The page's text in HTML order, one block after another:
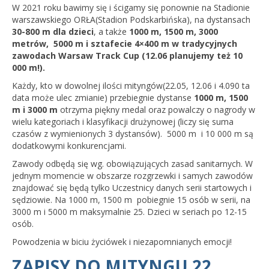
Wyniki cyklu 2022
wyniki 19.09.2022
21.06.2022
19.09.2021
12.06.2021
22.05.2021
26.07.2020 r.
20.06.2020
8.05.2019
W 2021 roku bawimy się i ścigamy się ponownie na Stadionie
warszawskiego ORŁA(Stadion Podskarbińska), na dystansach
30-800 m dla dzieci, a także 1000 m, 1500 m, 3000
metrów, 5000 m i sztafecie 4×400 m w tradycyjnych
zawodach Warsaw Track Cup (12.06 planujemy też 10
000 m!).
Każdy, kto w dowolnej ilości mityngów(22.05, 12.06 i 4.090 ta
data może ulec zmianie) przebiegnie dystanse 1000 m, 1500
m i 3000 m otrzyma piękny medal oraz powalczy o nagrody w
wielu kategoriach i klasyfikacji drużynowej (liczy się suma
czasów z wymienionych 3 dystansów). 5000 m i 10 000 m są
dodatkowymi konkurencjami.
Zawody odbędą się wg. obowiązujących zasad sanitarnych. W
jednym momencie w obszarze rozgrzewki i samych zawodów
znajdować się będą tylko Uczestnicy danych serii startowych i
sędziowie. Na 1000 m, 1500 m pobiegnie 15 osób w serii, na
3000 m i 5000 m maksymalnie 25. Dzieci w seriach po 12-15
osób.
Powodzenia w biciu życiówek i niezapomnianych emocji!